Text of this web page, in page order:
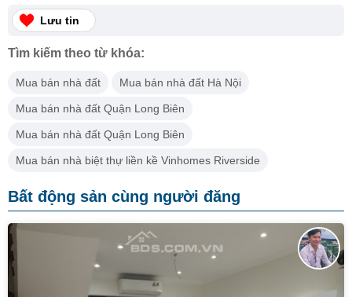
Lưu tin
Tìm kiếm theo từ khóa:
Mua bán nhà đất Mua bán nhà đất Hà Nội
Mua bán nhà đất Quận Long Biên
Mua bán nhà đất Quận Long Biên
Mua bán nhà biệt thự liền kề Vinhomes Riverside
Bất động sản cùng người đăng